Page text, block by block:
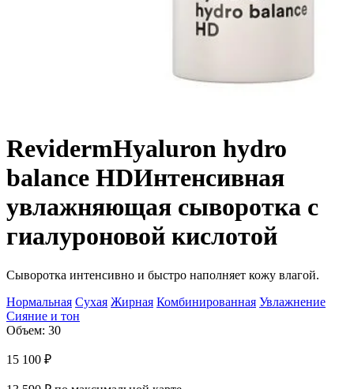
RevidermHyaluron hydro
balance HDИнтенсивная
увлажняющая сыворотка с
гиалуроновой кислотой
Сыворотка интенсивно и быстро наполняет кожу влагой.
Нормальная Сухая Жирная Комбинированная Увлажнение
Сияние и тон
Объем: 30
15 100 ₽